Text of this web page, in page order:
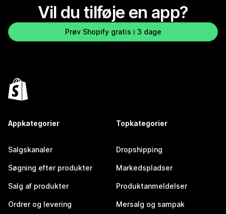
Vil du tilføje en app?
Prøv Shopify gratis i 3 dage
Appkategorier
Salgskanaler
Søgning efter produkter
Salg af produkter
Ordrer og levering
Topkategorier
Dropshipping
Markedspladser
Produktanmeldelser
Mersalg og sampak